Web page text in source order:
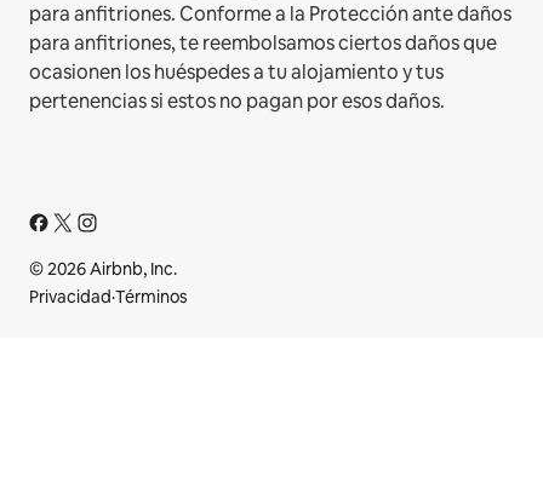
para anfitriones. Conforme a la Protección ante daños
para anfitriones, te reembolsamos ciertos daños que
ocasionen los huéspedes a tu alojamiento y tus
pertenencias si estos no pagan por esos daños.
© 2026 Airbnb, Inc.
Privacidad·Términos